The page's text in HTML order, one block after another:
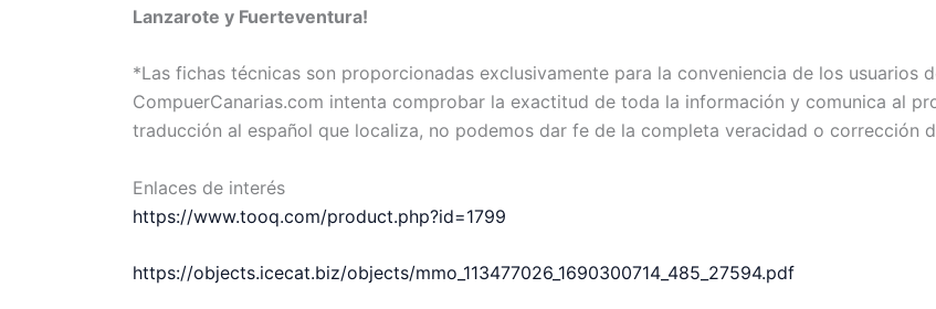
Lanzarote y Fuerteventura!
*Las fichas técnicas son proporcionadas exclusivamente para la conveniencia de los usuarios
CompuerCanarias.com intenta comprobar la exactitud de toda la información y comunica al
traducción al español que localiza, no podemos dar fe de la completa veracidad o corrección
Enlaces de interés
https://www.tooq.com/product.php?id=1799
https://objects.icecat.biz/objects/mmo_113477026_1690300714_485_27594.pdf